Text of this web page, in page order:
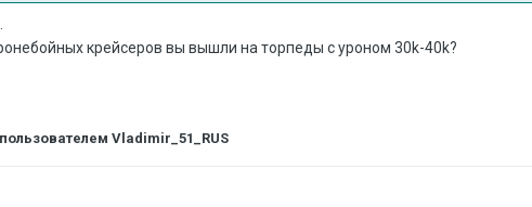
крейсеров вы вышли на торпеды с уроном 30k-40k?
пользователем Vladimir_51_RUS